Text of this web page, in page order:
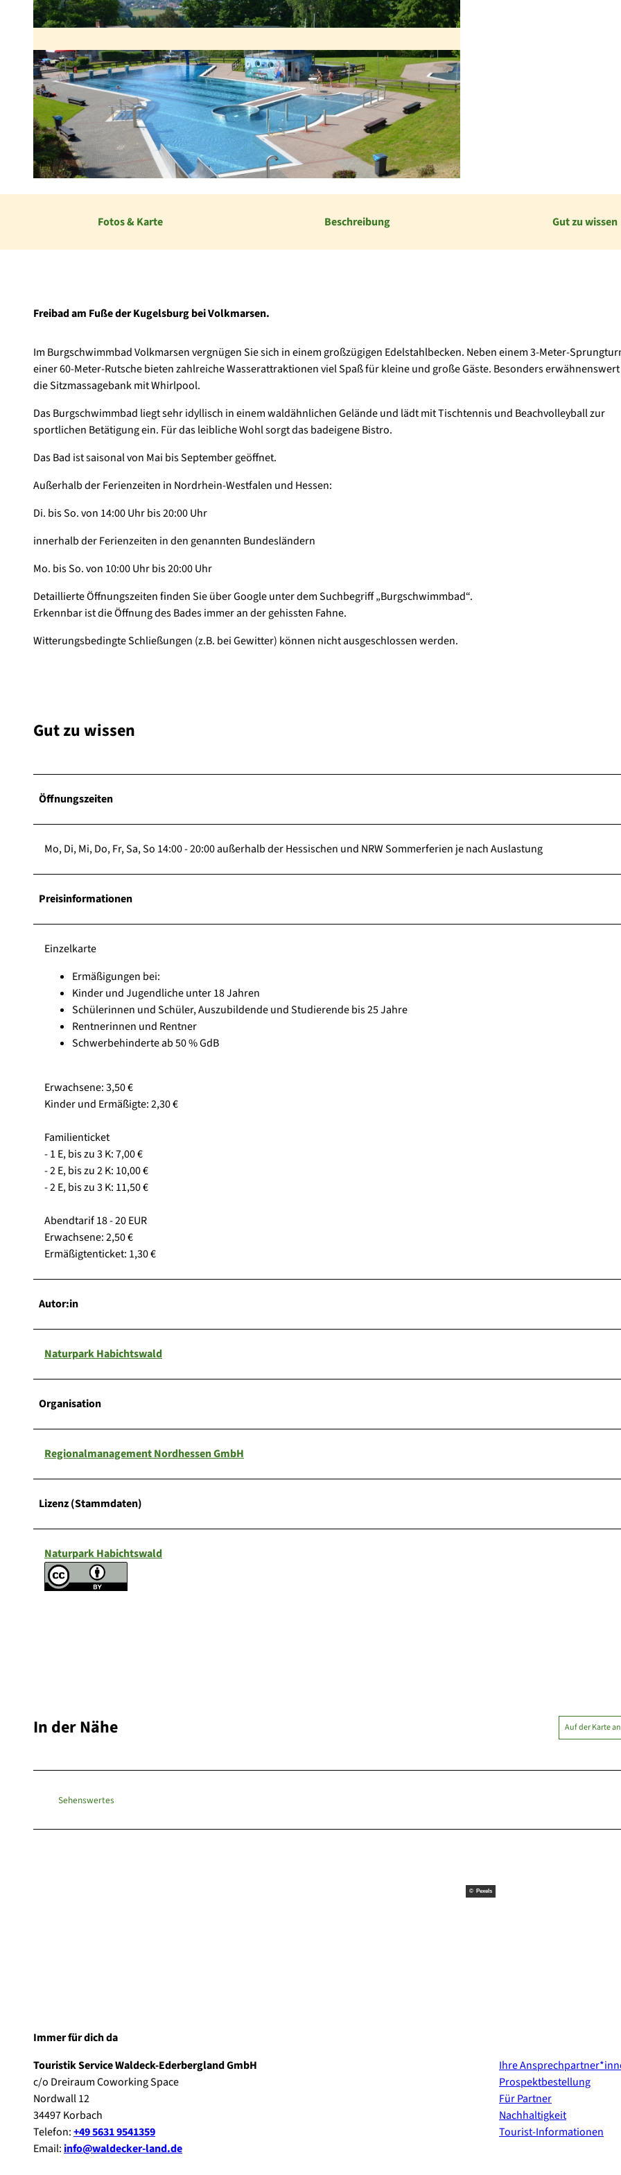
Fotos & Karte Beschreibung Gut zu wissen
Freibad am Fuße der Kugelsburg bei Volkmarsen.
Im Burgschwimmbad Volkmarsen vergnügen Sie sich in einem großzügigen Edelstahlbecken. Neben einem 3-Meter-
einer 60-Meter-Rutsche bieten zahlreiche Wasserattraktionen viel Spaß für kleine und große Gäste. Besonders
die Sitzmassagebank mit Whirlpool.
Das Burgschwimmbad liegt sehr idyllisch in einem waldähnlichen Gelände und lädt mit Tischtennis und Beachvolleyball zur
sportlichen Betätigung ein. Für das leibliche Wohl sorgt das badeigene Bistro.
Das Bad ist saisonal von Mai bis September geöffnet.
Außerhalb der Ferienzeiten in Nordrhein-Westfalen und Hessen:
Di. bis So. von 14:00 Uhr bis 20:00 Uhr
innerhalb der Ferienzeiten in den genannten Bundesländern
Mo. bis So. von 10:00 Uhr bis 20:00 Uhr
Detaillierte Öffnungszeiten finden Sie über Google unter dem Suchbegriff „Burgschwimmbad“.
Erkennbar ist die Öffnung des Bades immer an der gehissten Fahne.
Witterungsbedingte Schließungen (z.B. bei Gewitter) können nicht ausgeschlossen werden.
Gut zu wissen
Öffnungszeiten
Mo, Di, Mi, Do, Fr, Sa, So 14:00 - 20:00 außerhalb der Hessischen und NRW Sommerferien je nach Auslastung
Preisinformationen
Einzelkarte
Ermäßigungen bei:
Kinder und Jugendliche unter 18 Jahren
Schülerinnen und Schüler, Auszubildende und Studierende bis 25 Jahre
Rentnerinnen und Rentner
Schwerbehinderte ab 50 % GdB
Erwachsene: 3,50 €
Kinder und Ermäßigte: 2,30 €
Familienticket
- 1 E, bis zu 3 K: 7,00 €
- 2 E, bis zu 2 K: 10,00 €
- 2 E, bis zu 3 K: 11,50 €
Abendtarif 18 - 20 EUR
Erwachsene: 2,50 €
Ermäßigtenticket: 1,30 €
Autor:in
Naturpark Habichtswald
Organisation
Regionalmanagement Nordhessen GmbH
Lizenz (Stammdaten)
Naturpark Habichtswald
In der Nähe Auf der Karte
Sehenswertes
Immer für dich da
Touristik Service Waldeck-Ederbergland GmbH
c/o Dreiraum Coworking Space
Nordwall 12
34497 Korbach
Telefon:+49 5631 9541359
Email:info@waldecker-land.de
© Pexels
Ihre
Prospektbestellung
Für Partner
Nachhaltigkeit
Tourist-Informationen